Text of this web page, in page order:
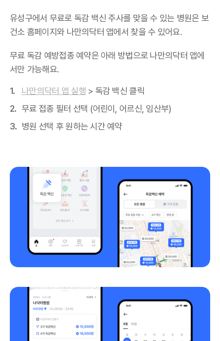
유성구에서 무료로 독감 백신 주사를 맞을 수 있는 병원은 보
건소 홈페이지와 나만의닥터 앱에서 찾을 수 있어요.
무료 독감 예방접종 예약은 아래 방법으로 나만의닥터 앱에
서만 가능해요.
나만의닥터 앱 실행 > 독감 백신 클릭
무료 접종 필터 선택 (어린이, 어르신, 임산부)
병원 선택 후 원하는 시간 예약